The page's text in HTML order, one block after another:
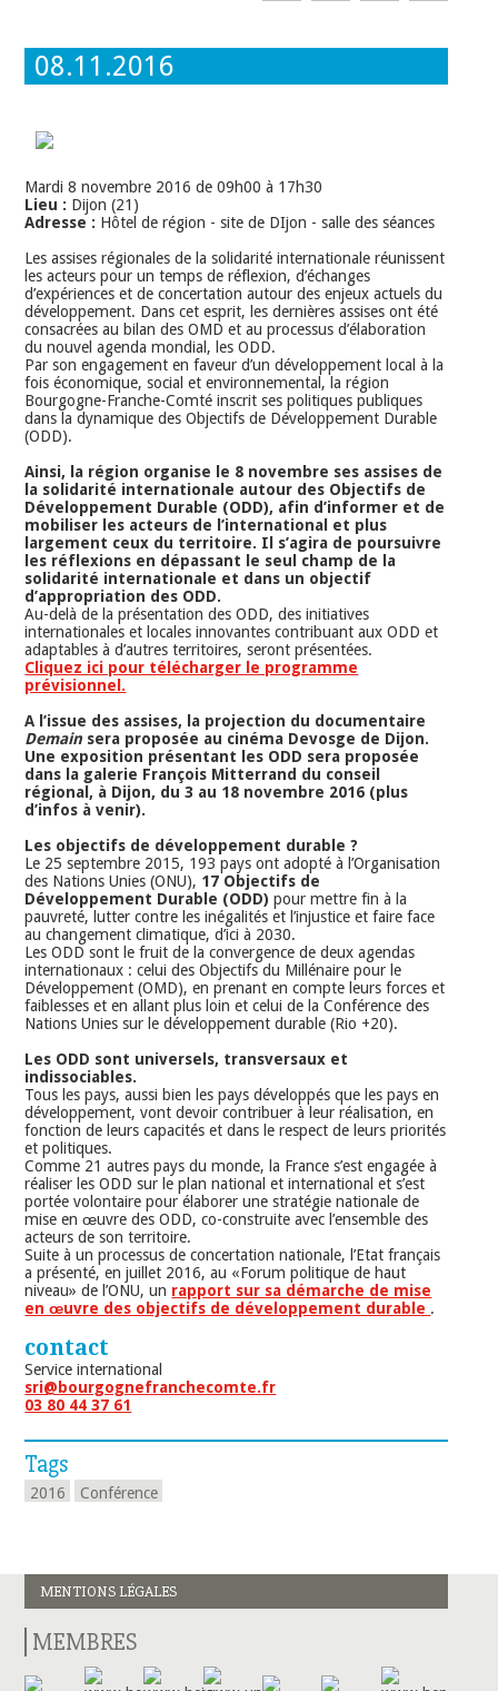
08.11.2016
Mardi 8 novembre 2016 de 09h00 à 17h30
Lieu : Dijon (21)
Adresse : Hôtel de région - site de DIjon - salle des séances
Les assises régionales de la solidarité internationale réunissent
les acteurs pour un temps de réflexion, d’échanges
d’expériences et de concertation autour des enjeux actuels du
développement. Dans cet esprit, les dernières assises ont été
consacrées au bilan des OMD et au processus d’élaboration
du nouvel agenda mondial, les ODD.
Par son engagement en faveur d’un développement local à la
fois économique, social et environnemental, la région
Bourgogne-Franche-Comté inscrit ses politiques publiques
dans la dynamique des Objectifs de Développement Durable
(ODD).
Ainsi, la région organise le 8 novembre ses assises de
la solidarité internationale autour des Objectifs de
Développement Durable (ODD), afin d’informer et de
mobiliser les acteurs de l’international et plus
largement ceux du territoire. Il s’agira de poursuivre
les réflexions en dépassant le seul champ de la
solidarité internationale et dans un objectif
d’appropriation des ODD.
Au-delà de la présentation des ODD, des initiatives
internationales et locales innovantes contribuant aux ODD et
adaptables à d’autres territoires, seront présentées.
Cliquez ici pour télécharger le programme
prévisionnel.
A l’issue des assises, la projection du documentaire
Demain sera proposée au cinéma Devosge de Dijon.
Une exposition présentant les ODD sera proposée
dans la galerie François Mitterrand du conseil
régional, à Dijon, du 3 au 18 novembre 2016 (plus
d’infos à venir).
Les objectifs de développement durable ?
Le 25 septembre 2015, 193 pays ont adopté à l’Organisation
des Nations Unies (ONU), 17 Objectifs de
Développement Durable (ODD) pour mettre fin à la
pauvreté, lutter contre les inégalités et l’injustice et faire face
au changement climatique, d’ici à 2030.
Les ODD sont le fruit de la convergence de deux agendas
internationaux : celui des Objectifs du Millénaire pour le
Développement (OMD), en prenant en compte leurs forces et
faiblesses et en allant plus loin et celui de la Conférence des
Nations Unies sur le développement durable (Rio +20).
Les ODD sont universels, transversaux et
indissociables.
Tous les pays, aussi bien les pays développés que les pays en
développement, vont devoir contribuer à leur réalisation, en
fonction de leurs capacités et dans le respect de leurs priorités
et politiques.
Comme 21 autres pays du monde, la France s’est engagée à
réaliser les ODD sur le plan national et international et s’est
portée volontaire pour élaborer une stratégie nationale de
mise en œuvre des ODD, co-construite avec l’ensemble des
acteurs de son territoire.
Suite à un processus de concertation nationale, l’Etat français
a présenté, en juillet 2016, au «Forum politique de haut
niveau» de l’ONU, un rapport sur sa démarche de mise
en œuvre des objectifs de développement durable .
contact
Service international
sri@bourgognefranchecomte.fr
03 80 44 37 61
Tags
2016 Conférence
MENTIONS LÉGALES
MEMBRES